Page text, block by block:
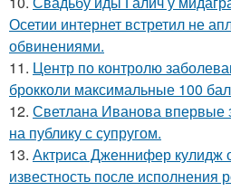
Осетии интернет встретил не
обвинениями.
11. Центр по контролю
брокколи максимальные 100
12. Светлана Иванова впервые
на публику с супругом.
13. Актриса Дженнифер кулидж
известность после